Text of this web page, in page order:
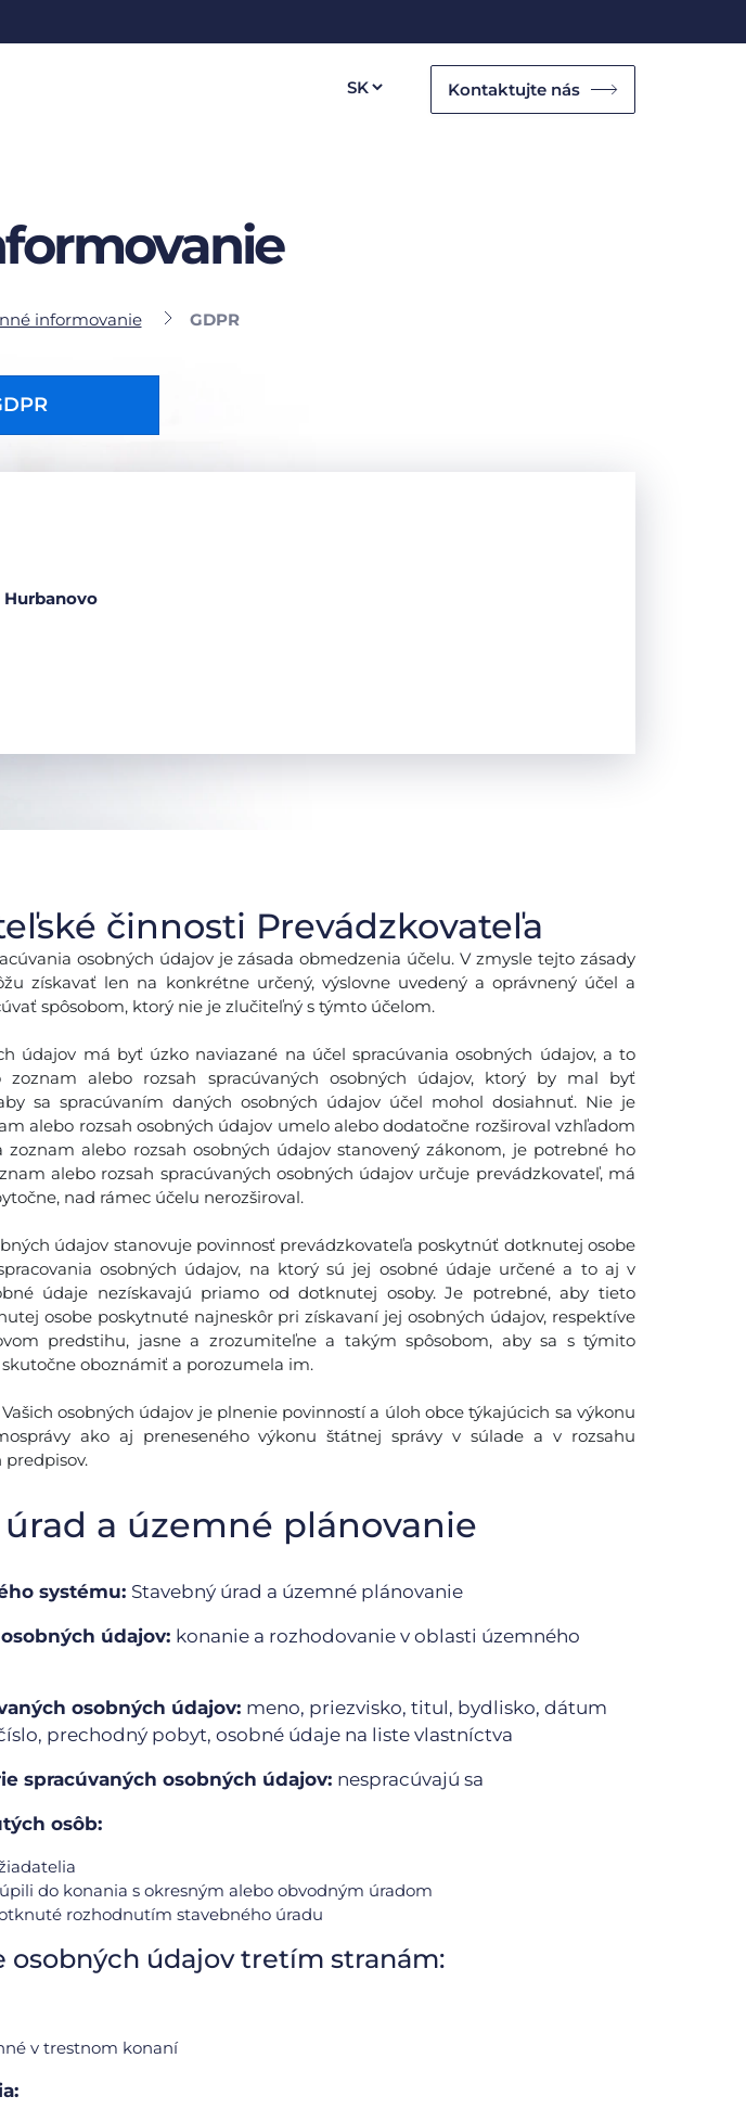
Kontaktujte nás
informovanie GDPR
Hurbanovo
činnosti Prevádzkovateľa
osobných údajov je zásada obmedzenia účelu. V zmysle tejto zásady
získavať len na konkrétne určený, výslovne uvedený a oprávnený účel a
spôsobom, ktorý nie je zlučiteľný s týmto účelom.
údajov má byť úzko naviazané na účel spracúvania osobných údajov, a to
alebo rozsah spracúvaných osobných údajov, ktorý by mal byť
sa spracúvaním daných osobných údajov účel mohol dosiahnuť. Nie je
alebo rozsah osobných údajov umelo alebo dodatočne rozširoval vzhľadom
zoznam alebo rozsah osobných údajov stanovený zákonom, je potrebné ho
alebo rozsah spracúvaných osobných údajov určuje prevádzkovateľ, má
nad rámec účelu nerozširoval.
údajov stanovuje povinnosť prevádzkovateľa poskytnúť dotknutej osobe
osobných údajov, na ktorý sú jej osobné údaje určené a to aj v
údaje nezískavajú priamo od dotknutej osoby. Je potrebné, aby tieto
osobe poskytnuté najneskôr pri získavaní jej osobných údajov, respektíve
predstihu, jasne a zrozumiteľne a takým spôsobom, aby sa s týmito
oboznámiť a porozumela im.
osobných údajov je plnenie povinností a úloh obce týkajúcich sa výkonu
ako aj preneseného výkonu štátnej správy v súlade a v rozsahu
predpisov.
a územné plánovanie
systému: Stavebný úrad a územné plánovanie
údajov: konanie a rozhodovanie v oblasti územného
osobných údajov: meno, priezvisko, titul, bydlisko, dátum
prechodný pobyt, osobné údaje na liste vlastníctva
spracúvaných osobných údajov: nespracúvajú sa
osôb:
do konania s okresným alebo obvodným úradom
rozhodnutím stavebného úradu
osobných údajov tretím stranám:
v trestnom konaní